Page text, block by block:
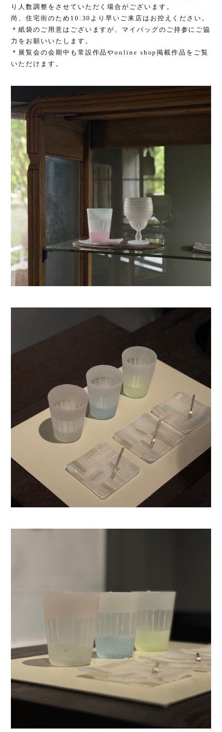
り人数調整をさせていただく場合がございます。
尚、住宅街のため 10:30 より早いご来店はお控えください。
＊紙袋のご用意はございますが、マイバッグのご持参にご協
力をお願いいたします。
＊展覧会の会期中も常設作品やonline shop掲載作品をご覧
いただけます。